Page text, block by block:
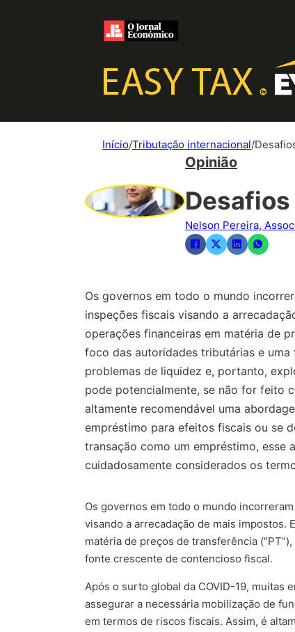
Início/Tributação internacional/
Opinião
Nelson Pereira,
Os governos em todo o mundo
inspeções fiscais visando a
operações financeiras em matéria de
foco das autoridades tributárias e
problemas de liquidez e, portanto,
pode potencialmente, se não for feito
altamente recomendável uma
empréstimo para efeitos fiscais ou se
transação como um empréstimo, esse
cuidadosamente considerados os
Os governos em todo o mundo
visando a arrecadação de mais impostos.
matéria de preços de transferência
fonte crescente de contencioso fiscal.
Após o surto global da COVID-19, muitas
assegurar a necessária mobilização de
em termos de riscos fiscais. Assim, é